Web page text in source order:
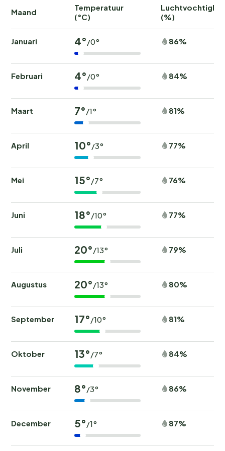
Maand
Temperatuur
(°C)
(%)
Januari 4°/0° 86%
Februari 4°/0° 84%
Maart 7°/1° 81%
April 10°/3° 77%
Mei 15°/7° 76%
Juni 18°/10° 77%
Juli 20°/13° 79%
Augustus 20°/13° 80%
September 17°/10° 81%
Oktober 13°/7° 84%
November 8°/3° 86%
December 5°/1° 87%